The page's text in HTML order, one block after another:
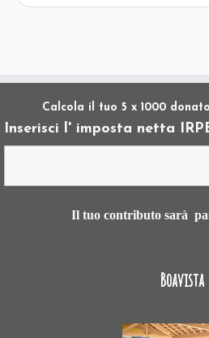
Calcola il tuo 5 x 1000
Inserisci l' imposta netta
Il tuo contributo sarà
Boavista